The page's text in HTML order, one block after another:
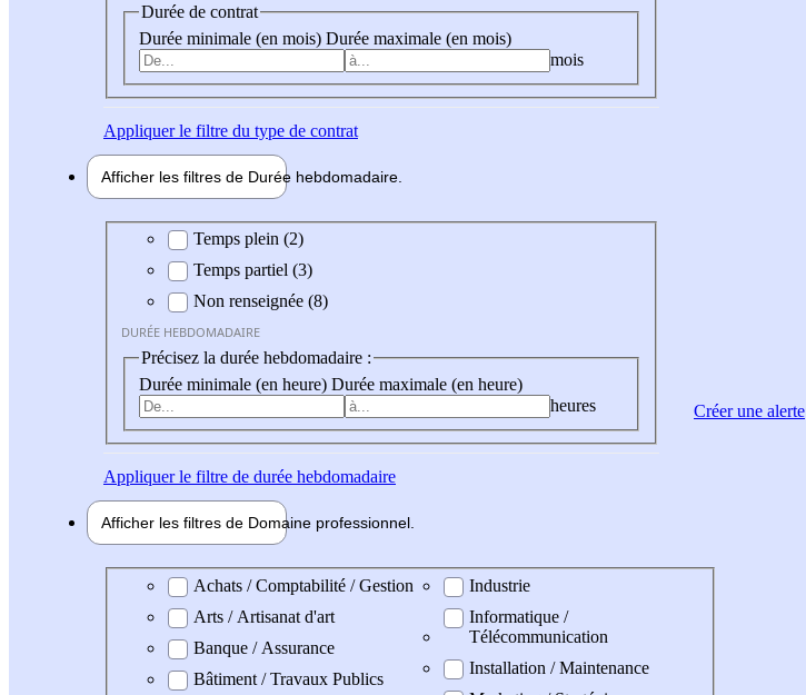
Durée de contrat
Durée minimale (en mois) Durée maximale (en mois)
mois
Appliquerle filtre du type de contrat
Afficher les filtres de Durée hebdomadaire
Durée hebdomadaire
Temps plein (2)
Temps partiel (3)
Non renseignée (8)
DURÉE HEBDOMADAIRE
Précisez la durée hebdomadaire :
Durée minimale (en heure) Durée maximale (en heure)
heures
Appliquerle filtre de durée hebdomadaire
Afficher les filtres de Domaine professionnel
Domaine professionel
Achats / Comptabilité / Gestion
Arts / Artisanat d'art
Banque / Assurance
Bâtiment / Travaux Publics
Industrie
Informatique /
Télécommunication
Installation / Maintenance
Créer une alerte